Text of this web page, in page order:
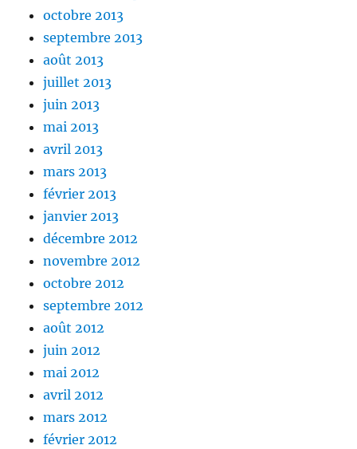
octobre 2013
septembre 2013
août 2013
juillet 2013
juin 2013
mai 2013
avril 2013
mars 2013
février 2013
janvier 2013
décembre 2012
novembre 2012
octobre 2012
septembre 2012
août 2012
juin 2012
mai 2012
avril 2012
mars 2012
février 2012